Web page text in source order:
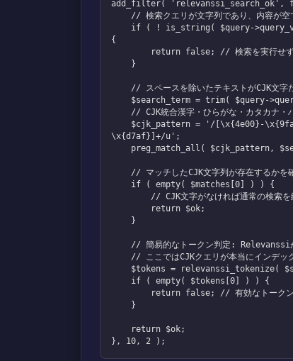
add_filter( 'relevanssi_search_ok',
{
\x{d7af}]+/u';
}, 10, 2 );